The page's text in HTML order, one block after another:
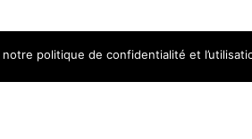
politique de confidentialité et